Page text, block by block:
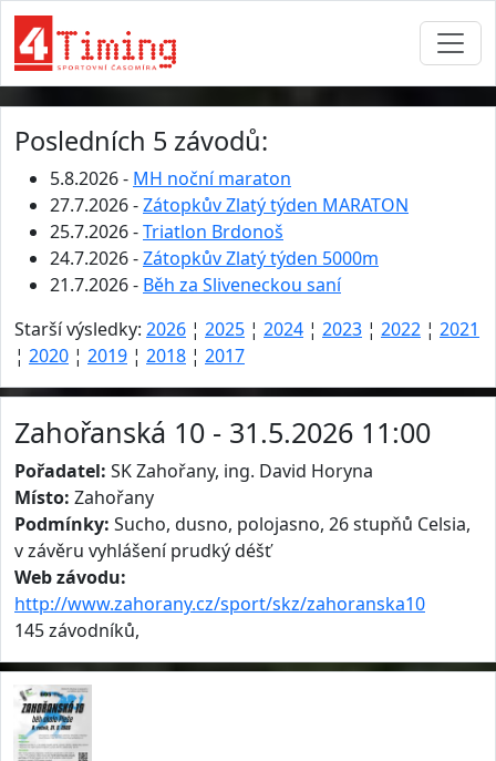
Posledních 5 závodů:
5.8.2026 - MH noční maraton
27.7.2026 -Zátopkův Zlatý týden MARATON
25.7.2026 -Triatlon Brdonoš
24.7.2026 -Zátopkův Zlatý týden 5000m
21.7.2026 - Běh za Sliveneckou saní
Starší výsledky: 2026 ¦ 2025 ¦ 2024 ¦ 2023 ¦ 2022 ¦ 2021
¦ 2020 ¦ 2019 ¦ 2018 ¦ 2017
Zahořanská 10 - 31.5.2026 11:00
Pořadatel: SK Zahořany, ing. David Horyna
Místo: Zahořany
Podmínky: Sucho, dusno, polojasno, 26 stupňů Celsia,
v závěru vyhlášení prudký déšť
Web závodu:
http://www.zahorany.cz/sport/skz/zahoranska10
145 závodníků,